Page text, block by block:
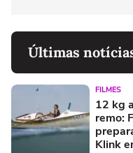
Últimas
FILMES
12 kg
remo:
Klink